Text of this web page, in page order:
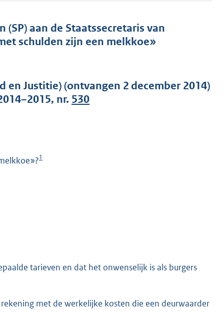
(SP) aan de Staatssecretaris van
schulden zijn een melkkoe»
en Justitie) (ontvangen 2 december 2014)
nr. 530
1
tarieven en dat het onwenselijk is als burgers
met de werkelijke kosten die een deurwaarder